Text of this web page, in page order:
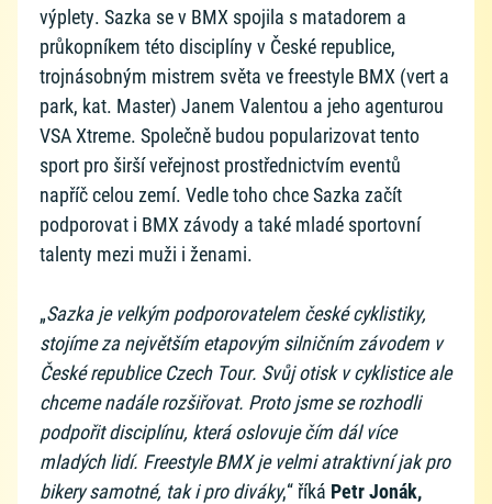
výplety. Sazka se v BMX spojila s matadorem a
průkopníkem této disciplíny v České republice,
trojnásobným mistrem světa ve freestyle BMX (vert a
park, kat. Master) Janem Valentou a jeho agenturou
VSA Xtreme. Společně budou popularizovat tento
sport pro širší veřejnost prostřednictvím eventů
napříč celou zemí. Vedle toho chce Sazka začít
podporovat i BMX závody a také mladé sportovní
talenty mezi muži i ženami.
„Sazka je velkým podporovatelem české cyklistiky,
stojíme za největším etapovým silničním závodem v
České republice Czech Tour. Svůj otisk v cyklistice ale
chceme nadále rozšiřovat. Proto jsme se rozhodli
podpořit disciplínu, která oslovuje čím dál více
mladých lidí. Freestyle BMX je velmi atraktivní jak pro
bikery samotné, tak i pro diváky,“ říká Petr Jonák,